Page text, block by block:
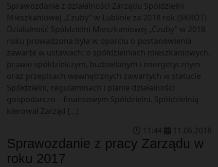
Sprawozdanie z działalności Zarządu Spółdzielni
Mieszkaniowej „Czuby” w Lublinie za 2018 rok (SKRÓT)
Działalność Spółdzielni Mieszkaniowej „Czuby” w 2018
roku prowadzona była w oparciu o postanowienia
zawarte w ustawach: o spółdzielniach mieszkaniowych,
prawie spółdzielczym, budowlanym i energetycznym
oraz przepisach wewnętrznych zawartych w statucie
Spółdzielni, regulaminach i planie działalności
gospodarczo – finansowym Spółdzielni. Spółdzielnią
kierował Zarząd […]
11 :44 11 .06.2018
Sprawozdanie z pracy Zarządu w
roku 2017